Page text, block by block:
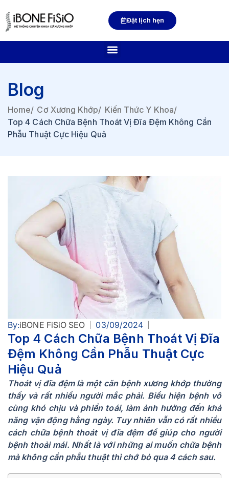
Đặt lịch hẹn
Blog
Home/ Cơ Xương Khớp/ Kiến Thức Y Khoa/
Top 4 Cách Chữa Bệnh Thoát Vị Đĩa Đệm Không Cần
Phẫu Thuật Cực Hiệu Quả
By:iBONE FiSiO SEO 03/09/2024
Top 4 Cách Chữa Bệnh Thoát Vị Đĩa
Đệm Không Cần Phẫu Thuật Cực
Hiệu Quả
Thoát vị đĩa đệm là một căn bệnh xương khớp thường
thấy và rất nhiều người mắc phải. Biểu hiện bệnh vô
cùng khó chịu và phiền toái, làm ảnh hưởng đến khả
năng vận động hằng ngày. Tuy nhiên vẫn có rất nhiều
cách chữa bệnh thoát vị đĩa đệm để giúp cho người
bệnh thoải mái. Nhất là với những ai muốn chữa bệnh
mà không cần phẫu thuật thì chớ bỏ qua 4 cách sau.